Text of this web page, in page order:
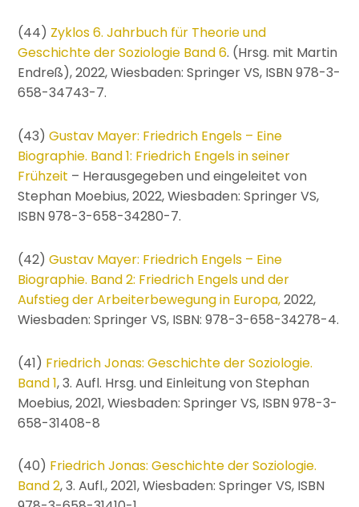
(44) Zyklos 6. Jahrbuch für Theorie und
Geschichte der Soziologie Band 6. (Hrsg. mit Martin
Endreß), 2022, Wiesbaden: Springer VS, ISBN 978-3-
658-34743-7.
(43)Gustav Mayer: Friedrich Engels – Eine
Biographie. Band 1: Friedrich Engels in seiner
Frühzeit – Herausgegeben und eingeleitet von
Stephan Moebius, 2022, Wiesbaden: Springer VS,
ISBN 978-3-658-34280-7.
(42)Gustav Mayer: Friedrich Engels – Eine
Biographie. Band 2: Friedrich Engels und der
Aufstieg der Arbeiterbewegung in Europa,2022,
Wiesbaden: Springer VS, ISBN: 978-3-658-34278-4.
(41) Friedrich Jonas: Geschichte der Soziologie.
Band 1, 3. Aufl. Hrsg. und Einleitung von Stephan
Moebius, 2021, Wiesbaden: Springer VS, ISBN 978-3-
658-31408-8
(40) Friedrich Jonas: Geschichte der Soziologie.
Band 2, 3. Aufl., 2021, Wiesbaden: Springer VS, ISBN